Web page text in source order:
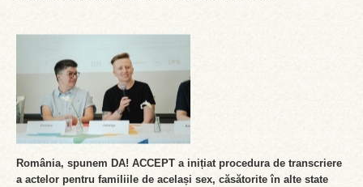
România, spunem DA! ACCEPT a inițiat procedura de transcriere
a actelor pentru familiile de același sex, căsătorite în alte state